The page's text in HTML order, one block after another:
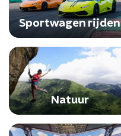
Sportwagen rijden
Natuur